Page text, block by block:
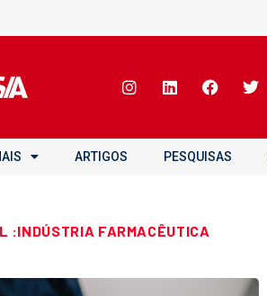
ARTIGOS PESQUISAS
:INDÚSTRIA FARMACÊUTICA